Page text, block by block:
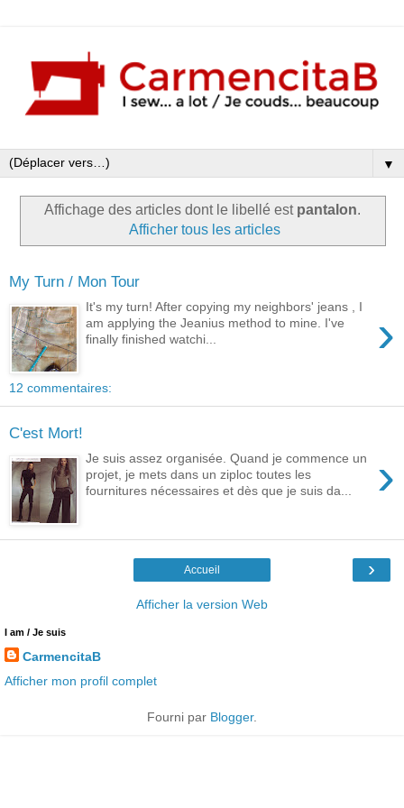
▼
Affichage des articles dont le libellé est pantalon.
Afficher tous les articles
My Turn / Mon Tour
›
It's my turn! After copying my neighbors' jeans , I
am applying the Jeanius method to mine. I've
finally finished watchi...
12 commentaires:
C'est Mort!
›
Je suis assez organisée. Quand je commence un
projet, je mets dans un ziploc toutes les
fournitures nécessaires et dès que je suis da...
›
Accueil
Afficher la version Web
I am / Je suis
CarmencitaB
Afficher mon profil complet
Fourni par Blogger.